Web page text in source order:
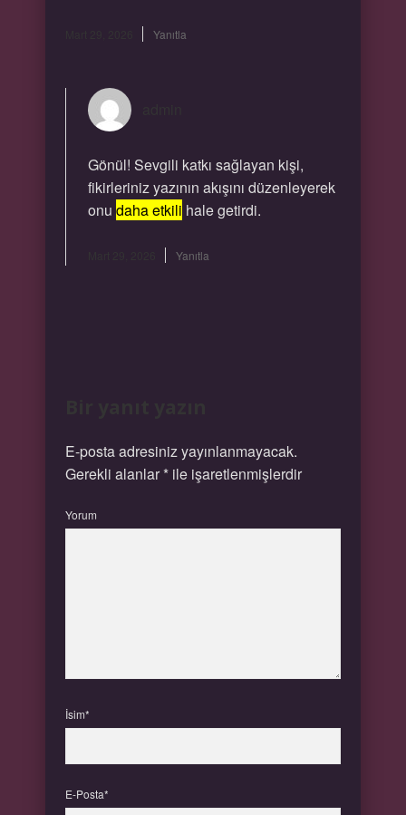
Yanıtla
Gönül! Sevgili katkı sağlayan kişi,
fikirleriniz yazının akışını düzenleyerek
onu daha etkili hale getirdi.
Yanıtla
E-posta adresiniz yayınlanmayacak.
Gerekli alanlar*ile işaretlenmişlerdir
Yorum
İsim*
E-Posta*